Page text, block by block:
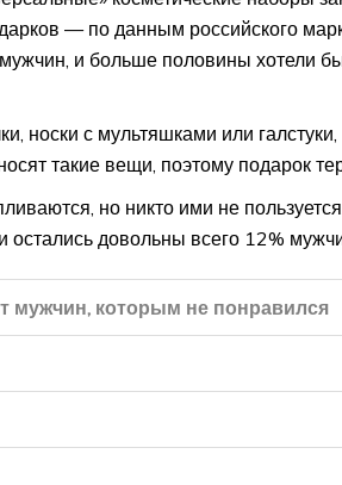
— по данным российского
и больше половины хотели
носки с мультяшками или
такие вещи, поэтому подарок
но никто ими не
остались довольны всего 12%
мужчин, которым не понравился